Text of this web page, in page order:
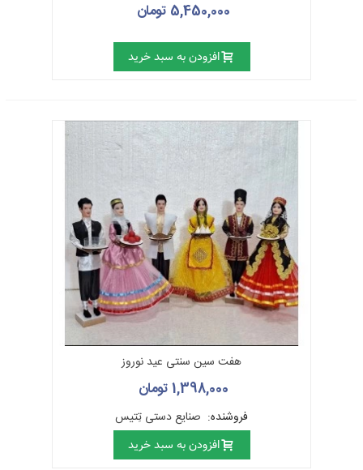
5,450,000 تومان
افزودن به سبد خرید
هفت سین سنتی عید نوروز
1,398,000 تومان
فروشنده: صنایع دستی تِتیس
افزودن به سبد خرید